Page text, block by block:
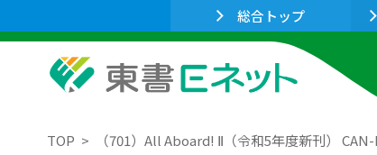
総合トップ
TOP （701）All Aboard! Ⅱ（令和5年度新刊）